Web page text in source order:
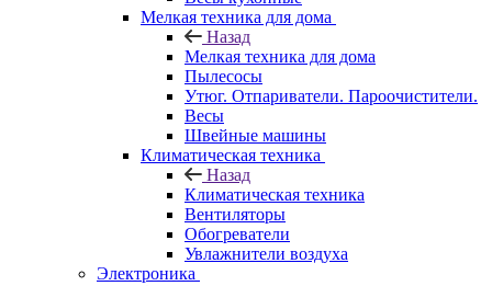
Мелкая техника для дома
Назад
Мелкая техника для дома
Пылесосы
Утюг. Отпариватели. Пароочистители.
Весы
Швейные машины
Климатическая техника
Назад
Климатическая техника
Вентиляторы
Обогреватели
Увлажнители воздуха
Электроника